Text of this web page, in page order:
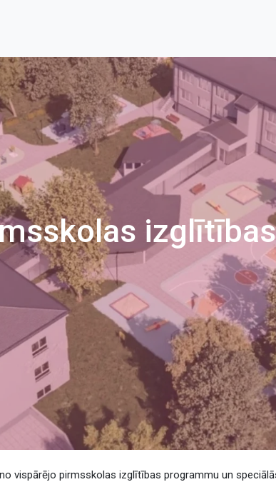
vispārējo pirmsskolas izglītības programmu un